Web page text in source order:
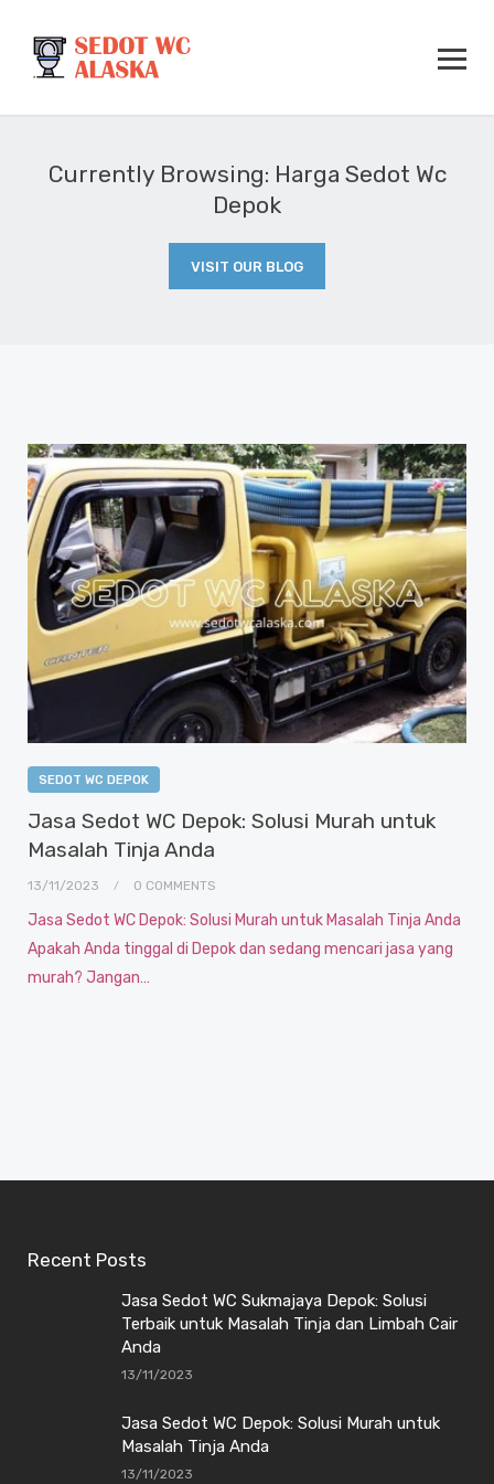
Currently Browsing: Harga Sedot Wc
Depok
VISIT OUR BLOG
SEDOT WC DEPOK
Jasa Sedot WC Depok: Solusi Murah untuk
Masalah Tinja Anda
13/11/2023 0 COMMENTS
Jasa Sedot WC Depok: Solusi Murah untuk Masalah Tinja Anda
Apakah Anda tinggal di Depok dan sedang mencari jasa yang
murah? Jangan…
Recent Posts
Jasa Sedot WC Sukmajaya Depok: Solusi
Terbaik untuk Masalah Tinja dan Limbah Cair
Anda
13/11/2023
Jasa Sedot WC Depok: Solusi Murah untuk
Masalah Tinja Anda
13/11/2023